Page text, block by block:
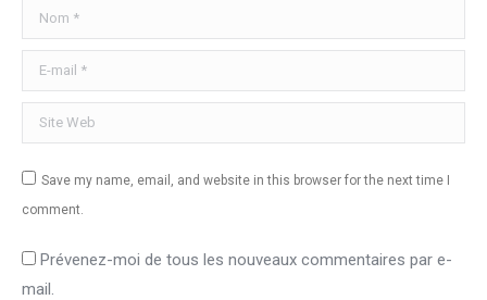
Nom *
E-mail *
Site Web
Save my name, email, and website in this browser for the next time I
comment.
Prévenez-moi de tous les nouveaux commentaires par e-
mail.